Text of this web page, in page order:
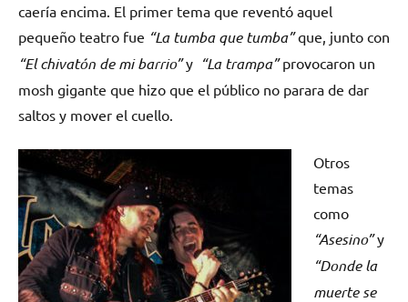
caería encima. El primer tema que reventó aquel
pequeño teatro fue “La tumba que tumba”que, junto con
“El chivatón de mi barrio”y “La trampa”provocaron un
mosh gigante que hizo que el público no parara de dar
saltos y mover el cuello.
Otros
temas
como
“Asesino”y
“Donde la
muerte se